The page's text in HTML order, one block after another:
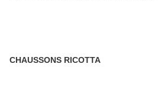
CHAUSSONS RICOTTA